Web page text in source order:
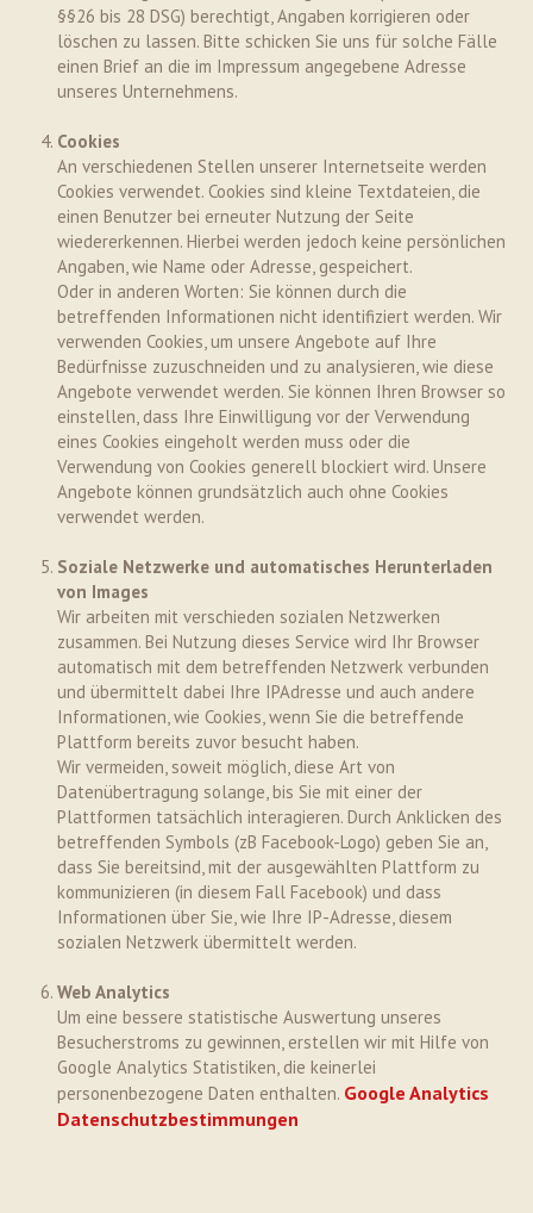
§§26 bis 28 DSG) berechtigt, Angaben korrigieren oder
löschen zu lassen. Bitte schicken Sie uns für solche Fälle
einen Brief an die im Impressum angegebene Adresse
unseres Unternehmens.
Cookies
An verschiedenen Stellen unserer Internetseite werden
Cookies verwendet. Cookies sind kleine Textdateien, die
einen Benutzer bei erneuter Nutzung der Seite
wiedererkennen. Hierbei werden jedoch keine persönlichen
Angaben, wie Name oder Adresse, gespeichert.
Oder in anderen Worten: Sie können durch die
betreffenden Informationen nicht identifiziert werden. Wir
verwenden Cookies, um unsere Angebote auf Ihre
Bedürfnisse zuzuschneiden und zu analysieren, wie diese
Angebote verwendet werden. Sie können Ihren Browser so
einstellen, dass Ihre Einwilligung vor der Verwendung
eines Cookies eingeholt werden muss oder die
Verwendung von Cookies generell blockiert wird. Unsere
Angebote können grundsätzlich auch ohne Cookies
verwendet werden.
Soziale Netzwerke und automatisches Herunterladen
von Images
Wir arbeiten mit verschieden sozialen Netzwerken
zusammen. Bei Nutzung dieses Service wird Ihr Browser
automatisch mit dem betreffenden Netzwerk verbunden
und übermittelt dabei Ihre IPAdresse und auch andere
Informationen, wie Cookies, wenn Sie die betreffende
Plattform bereits zuvor besucht haben.
Wir vermeiden, soweit möglich, diese Art von
Datenübertragung solange, bis Sie mit einer der
Plattformen tatsächlich interagieren. Durch Anklicken des
betreffenden Symbols (zB Facebook-Logo) geben Sie an,
dass Sie bereitsind, mit der ausgewählten Plattform zu
kommunizieren (in diesem Fall Facebook) und dass
Informationen über Sie, wie Ihre IP-Adresse, diesem
sozialen Netzwerk übermittelt werden.
Web Analytics
Um eine bessere statistische Auswertung unseres
Besucherstroms zu gewinnen, erstellen wir mit Hilfe von
Google Analytics Statistiken, die keinerlei
personenbezogene Daten enthalten. Google Analytics
Datenschutzbestimmungen